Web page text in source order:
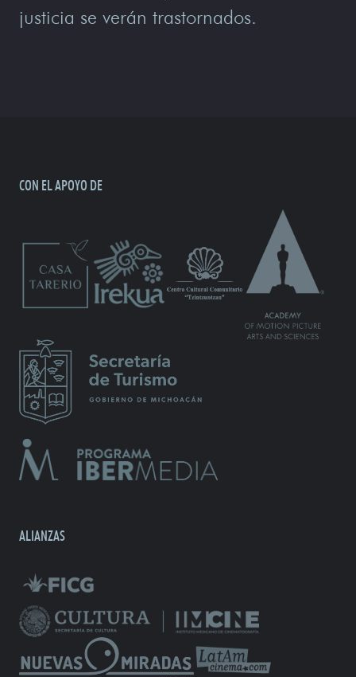
justicia se verán trastornados.
CON EL APOYO DE
ALIANZAS